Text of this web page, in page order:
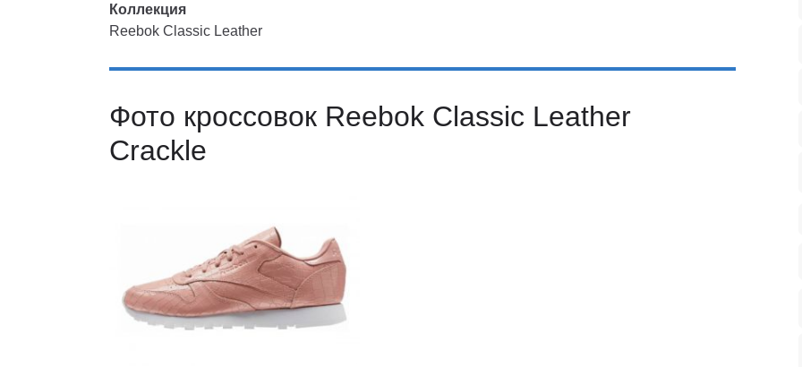
Коллекция
Reebok Classic Leather
Фото кроссовок Reebok Classic Leather
Crackle